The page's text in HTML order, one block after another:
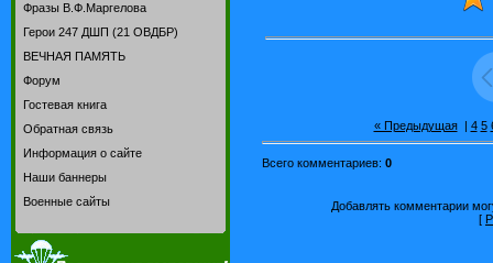
Фразы В.Ф.Маргелова
Герои 247 ДШП (21 ОВДБР)
ВЕЧНАЯ ПАМЯТЬ
Форум
Гостевая книга
Обратная связь
Информация о сайте
Наши баннеры
Военные сайты
« Предыдущая| 4 5
Всего комментариев: 0
Добавлять комментарии
[